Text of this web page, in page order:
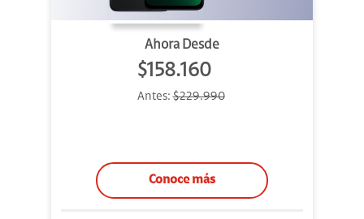
Ahora Desde
$158.160
Antes:$229.990
Conoce más